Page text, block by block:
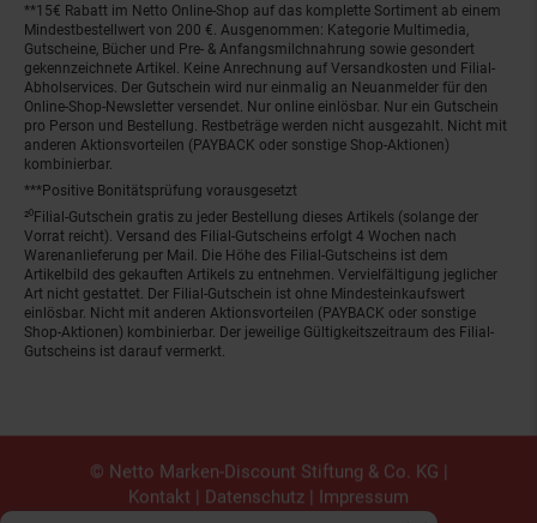
**15€ Rabatt im Netto Online-Shop auf das komplette Sortiment ab einem
Mindestbestellwert von 200 €. Ausgenommen: Kategorie Multimedia,
Gutscheine, Bücher und Pre- & Anfangsmilchnahrung sowie gesondert
gekennzeichnete Artikel. Keine Anrechnung auf Versandkosten und Filial-
Abholservices. Der Gutschein wird nur einmalig an Neuanmelder für den
Online-Shop-Newsletter versendet. Nur online einlösbar. Nur ein Gutschein
pro Person und Bestellung. Restbeträge werden nicht ausgezahlt. Nicht mit
anderen Aktionsvorteilen (PAYBACK oder sonstige Shop-Aktionen)
kombinierbar.
***Positive Bonitätsprüfung vorausgesetzt
²⁰Filial-Gutschein gratis zu jeder Bestellung dieses Artikels (solange der
Vorrat reicht). Versand des Filial-Gutscheins erfolgt 4 Wochen nach
Warenanlieferung per Mail. Die Höhe des Filial-Gutscheins ist dem
Artikelbild des gekauften Artikels zu entnehmen. Vervielfältigung jeglicher
Art nicht gestattet. Der Filial-Gutschein ist ohne Mindesteinkaufswert
einlösbar. Nicht mit anderen Aktionsvorteilen (PAYBACK oder sonstige
Shop-Aktionen) kombinierbar. Der jeweilige Gültigkeitszeitraum des Filial-
Gutscheins ist darauf vermerkt.
© Netto Marken-Discount Stiftung & Co. KG |
Kontakt | Datenschutz | Impressum